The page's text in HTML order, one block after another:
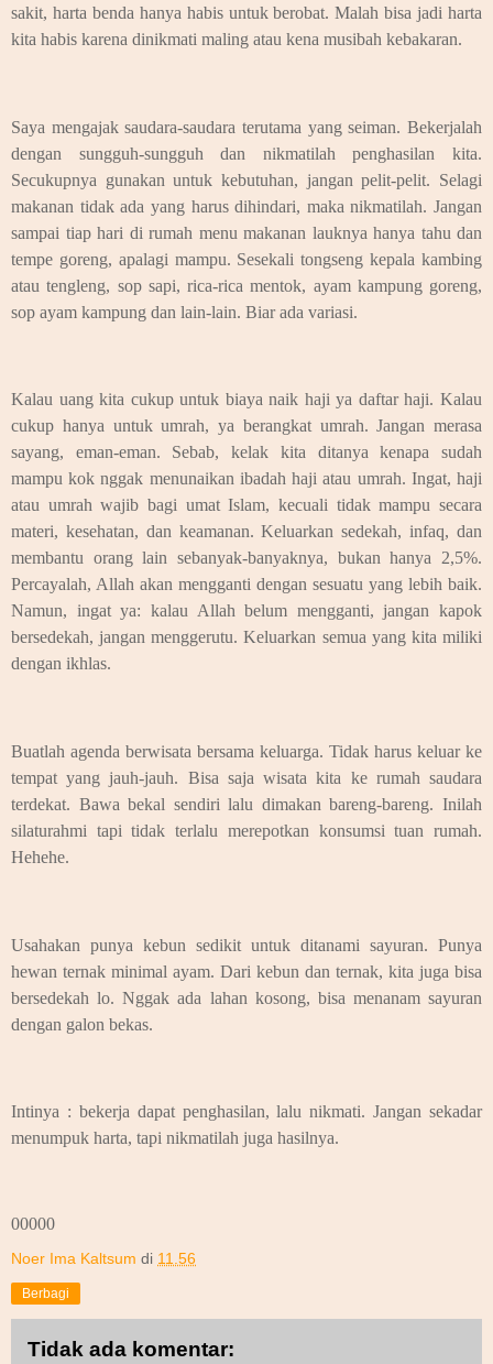
sakit, harta benda hanya habis untuk berobat. Malah bisa jadi harta
kita habis karena dinikmati maling atau kena musibah kebakaran.
Saya mengajak saudara-saudara terutama yang seiman. Bekerjalah
dengan sungguh-sungguh dan nikmatilah penghasilan kita.
Secukupnya gunakan untuk kebutuhan, jangan pelit-pelit. Selagi
makanan tidak ada yang harus dihindari, maka nikmatilah. Jangan
sampai tiap hari di rumah menu makanan lauknya hanya tahu dan
tempe goreng, apalagi mampu. Sesekali tongseng kepala kambing
atau tengleng, sop sapi, rica-rica mentok, ayam kampung goreng,
sop ayam kampung dan lain-lain. Biar ada variasi.
Kalau uang kita cukup untuk biaya naik haji ya daftar haji. Kalau
cukup hanya untuk umrah, ya berangkat umrah. Jangan merasa
sayang, eman-eman. Sebab, kelak kita ditanya kenapa sudah
mampu kok nggak menunaikan ibadah haji atau umrah. Ingat, haji
atau umrah wajib bagi umat Islam, kecuali tidak mampu secara
materi, kesehatan, dan keamanan. Keluarkan sedekah, infaq, dan
membantu orang lain sebanyak-banyaknya, bukan hanya 2,5%.
Percayalah, Allah akan mengganti dengan sesuatu yang lebih baik.
Namun, ingat ya: kalau Allah belum mengganti, jangan kapok
bersedekah, jangan menggerutu. Keluarkan semua yang kita miliki
dengan ikhlas.
Buatlah agenda berwisata bersama keluarga. Tidak harus keluar ke
tempat yang jauh-jauh. Bisa saja wisata kita ke rumah saudara
terdekat. Bawa bekal sendiri lalu dimakan bareng-bareng. Inilah
silaturahmi tapi tidak terlalu merepotkan konsumsi tuan rumah.
Hehehe.
Usahakan punya kebun sedikit untuk ditanami sayuran. Punya
hewan ternak minimal ayam. Dari kebun dan ternak, kita juga bisa
bersedekah lo. Nggak ada lahan kosong, bisa menanam sayuran
dengan galon bekas.
Intinya : bekerja dapat penghasilan, lalu nikmati. Jangan sekadar
menumpuk harta, tapi nikmatilah juga hasilnya.
00000
Noer Ima Kaltsum di 11.56
Berbagi
Tidak ada komentar: